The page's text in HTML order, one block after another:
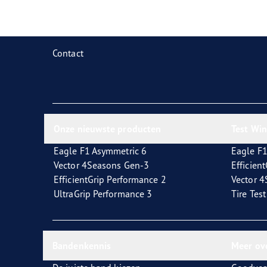
Contact
Eagle F1 Asymmetric 6
Vector 4Seasons Gen-3
EfficientGrip Performance 2
UltraGrip Performance 3
Eagle
Vector
Tire